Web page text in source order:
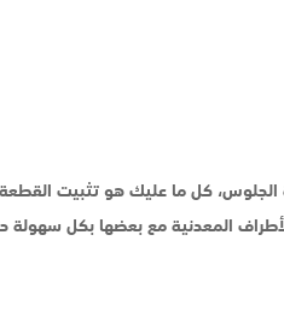
كل ما عليك هو تثبيت
الأطراف المعدنية مع بعضها بكل